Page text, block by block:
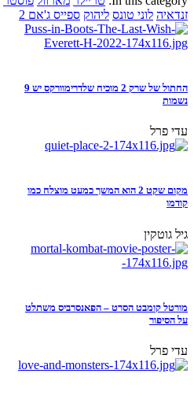
זנדאיה לוני טונס ליהוק ספייס ג'אם 2
החתול של שרק 2 מוכיח שלדרימוורקס יש 9
נשמות
עדי פרל
מקום שקט 2 הוא המשך כמעט מוצלח כמו
קודמו
גיל גוטקין
מורטל קומבט הסרט – הפאנסרביס משתלט
על הסיפור
עדי פרל